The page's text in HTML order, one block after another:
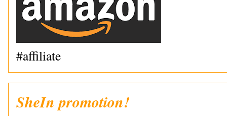
#affiliate
SheIn promotion!